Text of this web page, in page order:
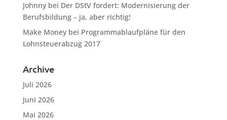
Johnnybei Der DStV fordert: Modernisierung der
Berufsbildung – ja, aber richtig!
Make Moneybei Programmablaufpläne für den
Lohnsteuerabzug 2017
Archive
Juli 2026
Juni 2026
Mai 2026